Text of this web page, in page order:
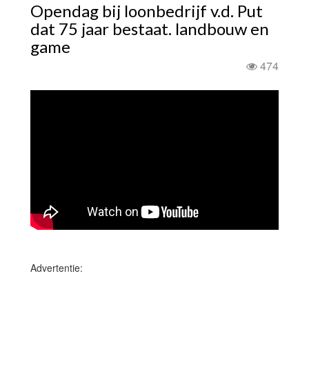
Opendag bij loonbedrijf v.d. Put
dat 75 jaar bestaat. landbouw en
game
474
Advertentie: